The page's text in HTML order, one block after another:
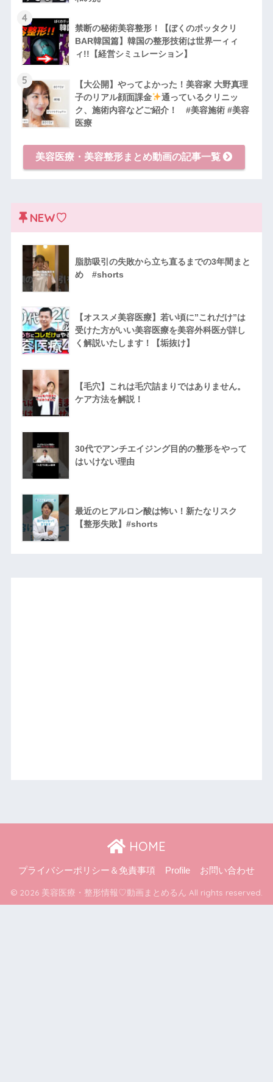
4
禁断の秘術美容整形！【ぼくのボッタクリ
BAR韓国篇】韓国の整形技術は世界一ィィ
ィ!!【経営シミュレーション】
5
【大公開】やってよかった！美容家 大野真理
子のリアル顔面課金
通っているクリニッ
ク、施術内容などご紹介！ #美容施術 #美容
医療
美容医療・美容整形まとめ動画の記事一覧
NEW♡
脂肪吸引の失敗から立ち直るまでの3年間まと
め #shorts
【オススメ美容医療】若い頃に”これだけ”は
受けた方がいい美容医療を美容外科医が詳し
く解説いたします！【垢抜け】
【毛穴】これは毛穴詰まりではありません。
ケア方法を解説！
30代でアンチエイジング目的の整形をやって
はいけない理由
最近のヒアルロン酸は怖い！新たなリスク
【整形失敗】#shorts
HOME
プライバシーポリシー＆免責事項 Profile お問い合わせ
© 2026 美容医療・整形情報♡動画まとめるん All rights reserved.